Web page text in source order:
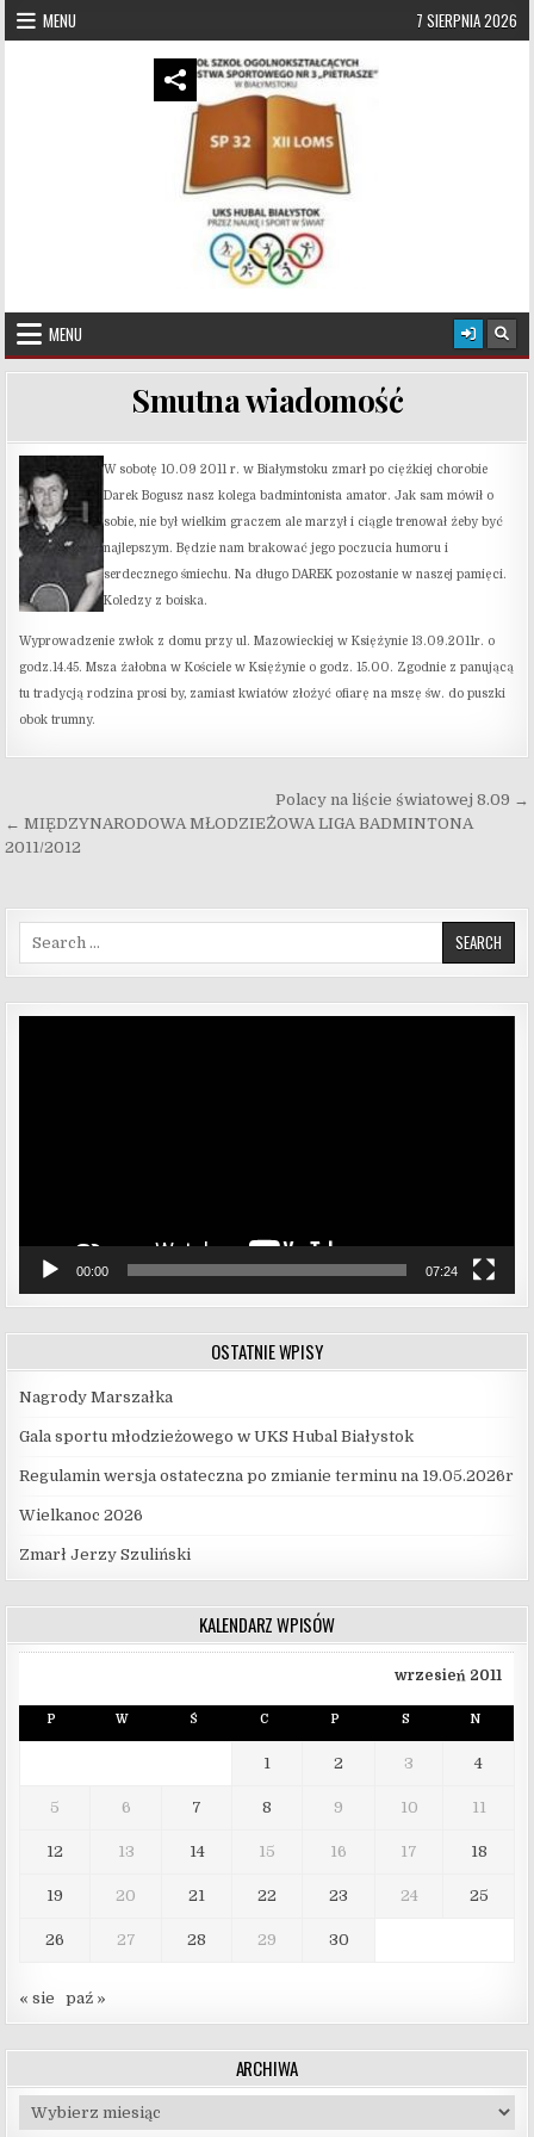
Skip to content
MENU 7 SIERPNIA 2026
UKS Hubal Białystok
MENU
Smutna wiadomość
W sobotę 10.09 2011 r. w Białymstoku zmarł po ciężkiej chorobie
Darek Bogusz nasz kolega badmintonista amator. Jak sam mówił o
sobie, nie był wielkim graczem ale marzył i ciągle trenował żeby być
najlepszym. Będzie nam brakować jego poczucia humoru i
serdecznego śmiechu. Na długo DAREK pozostanie w naszej pamięci.
Koledzy z boiska.
Wyprowadzenie zwłok z domu przy ul. Mazowieckiej w Księżynie 13.09.2011r. o
godz.14.45. Msza żałobna w Kościele w Księżynie o godz. 15.00. Zgodnie z panującą
tu tradycją rodzina prosi by, zamiast kwiatów złożyć ofiarę na mszę św. do puszki
obok trumny.
Polacy na liście światowej 8.09 →
← MIĘDZYNARODOWA MŁODZIEŻOWA LIGA BADMINTONA
2011/2012
Search for:
00:00 07:24
OSTATNIE WPISY
Nagrody Marszałka
Gala sportu młodzieżowego w UKS Hubal Białystok
Regulamin wersja ostateczna po zmianie terminu na 19.05.2026r
Wielkanoc 2026
Zmarł Jerzy Szuliński
KALENDARZ WPISÓW
wrzesień 2011
P W Ś C P S N
1 2 3 4
5 6 7 8 9 10 11
12 13 14 15 16 17 18
19 20 21 22 23 24 25
26 27 28 29 30
« sie paź »
ARCHIWA
Archiwa